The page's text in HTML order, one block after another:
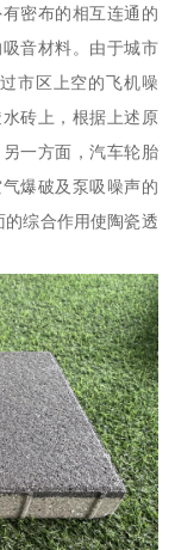
密布的相互连通的
音材料。由于城市
市区上空的飞机噪
砖上，根据上述原
一方面，汽车轮胎
爆破及泵吸噪声的
综合作用使陶瓷透